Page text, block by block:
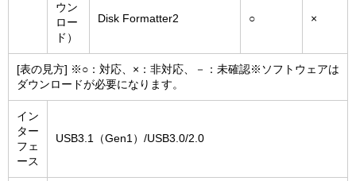
ウン
ロー
ド）
Disk Formatter2 ○ ×
[表の見方] ※○：対応、×：非対応、－：未確認※ソフトウェアは
ダウンロードが必要になります。
イン
ター
フェ
ース
USB3.1（Gen1）/USB3.0/2.0